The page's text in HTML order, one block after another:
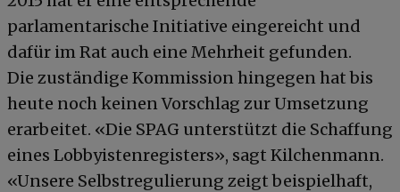
parlamentarische Initiative eingereicht und
dafür im Rat auch eine Mehrheit gefunden.
Die zuständige Kommission hingegen hat bis
heute noch keinen Vorschlag zur Umsetzung
erarbeitet. «Die SPAG unterstützt die Schaffung
eines Lobbyistenregisters», sagt Kilchenmann.
«Unsere Selbstregulierung zeigt beispielhaft,